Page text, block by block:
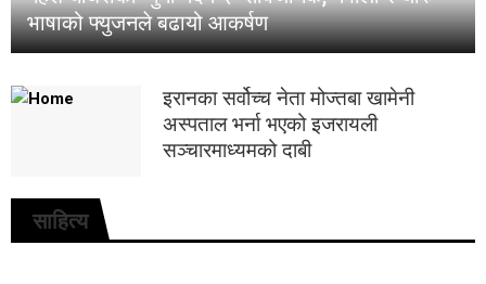
भाषाको फ्युजनले बढायो आकर्षण
इरानका सर्वोच्च नेता मोज्तबा खामेनी
अस्पताल भर्ना भएको इजरायली
सञ्चारमाध्यमको दाबी
साहित्य